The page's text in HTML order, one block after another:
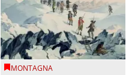
MONTAGNA